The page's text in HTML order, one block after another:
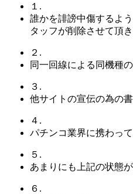
１.
誰かを誹謗中傷するよ
タッフが削除させて頂き
２.
同一回線による同機種
３.
他サイトの宣伝の為の
４.
パチンコ業界に携わっ
５.
あまりにも上記の状態
６.